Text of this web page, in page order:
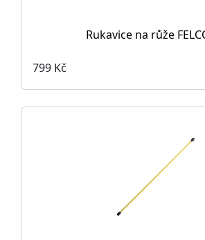
Rukavice na růže
799 Kč